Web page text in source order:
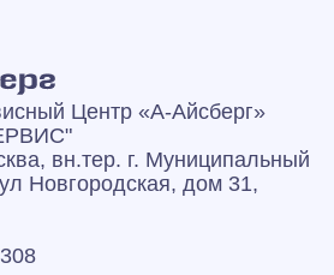
Центр «А‑Айсберг»
вн.тер. г. Муниципальный
Новгородская, дом 31,